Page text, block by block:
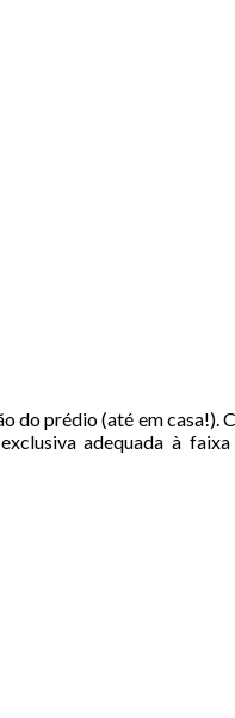
prédio (até em casa!).
adequada à